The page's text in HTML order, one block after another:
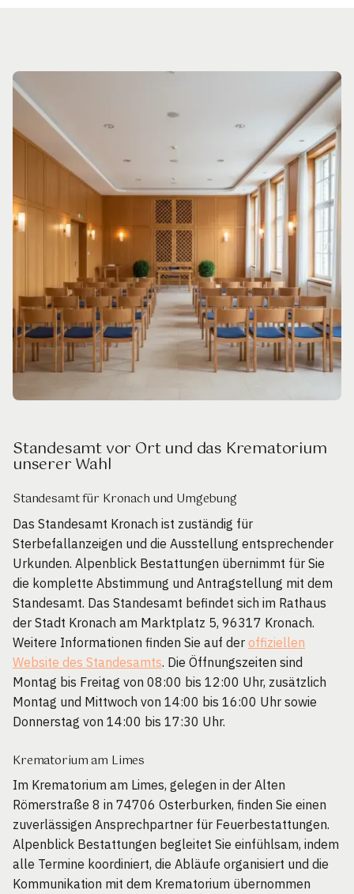
Standesamt vor Ort und das Krematorium
unserer Wahl
Standesamt für Kronach und Umgebung
Das Standesamt Kronach ist zuständig für
Sterbefallanzeigen und die Ausstellung entsprechender
Urkunden. Alpenblick Bestattungen übernimmt für Sie
die komplette Abstimmung und Antragstellung mit dem
Standesamt. Das Standesamt befindet sich im Rathaus
der Stadt Kronach am Marktplatz 5, 96317 Kronach.
Weitere Informationen finden Sie auf der offiziellen
Website des Standesamts. Die Öffnungszeiten sind
Montag bis Freitag von 08:00 bis 12:00 Uhr, zusätzlich
Montag und Mittwoch von 14:00 bis 16:00 Uhr sowie
Donnerstag von 14:00 bis 17:30 Uhr.
Krematorium am Limes
Im Krematorium am Limes, gelegen in der Alten
Römerstraße 8 in 74706 Osterburken, finden Sie einen
zuverlässigen Ansprechpartner für Feuerbestattungen.
Alpenblick Bestattungen begleitet Sie einfühlsam, indem
alle Termine koordiniert, die Abläufe organisiert und die
Kommunikation mit dem Krematorium übernommen